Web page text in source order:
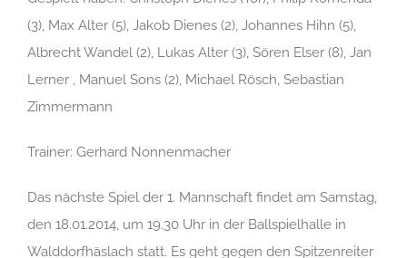
(3), Max Alter (5), Jakob Dienes (2), Johannes Hihn (5),
Albrecht Wandel (2), Lukas Alter (3), Sören Elser (8), Jan
Lerner , Manuel Sons (2), Michael Rösch, Sebastian
Zimmermann
Trainer: Gerhard Nonnenmacher
Das nächste Spiel der 1. Mannschaft findet am Samstag,
den 18.01.2014, um 19.30 Uhr in der Ballspielhalle in
Walddorfhäslach statt. Es geht gegen den Spitzenreiter